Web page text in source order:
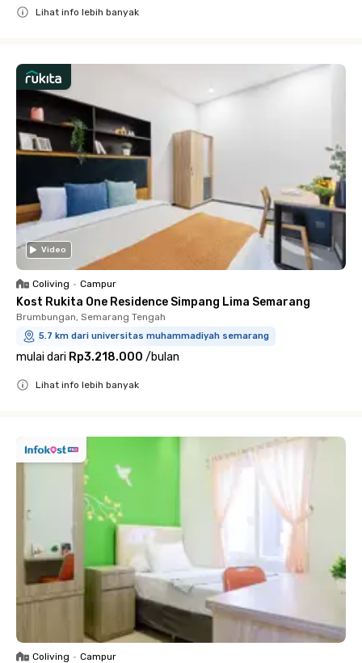
Lihat info lebih banyak
Video
Coliving • Campur
Kost Rukita One Residence Simpang Lima Semarang
Brumbungan, Semarang Tengah
5.7 km dari universitas muhammadiyah semarang
mulai dari Rp3.218.000 /bulan
Lihat info lebih banyak
Coliving • Campur